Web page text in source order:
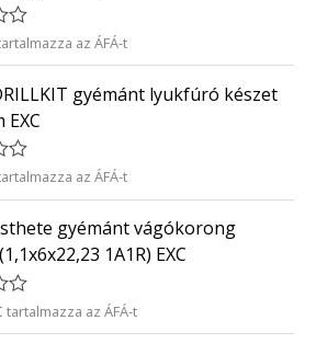
az ÁFÁ-t
gyémánt lyukfúró készet
EXC
az ÁFÁ-t
gyémánt vágókorong
1A1R) EXC
tartalmazza az ÁFÁ-t